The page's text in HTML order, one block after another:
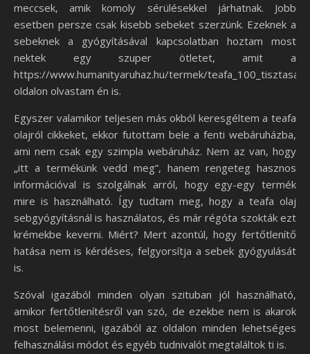
meccsek, amik komoly sérülésekkel járhatnak. Jobb
esetben persze csak kisebb sebeket szerzünk. Ezeknek a
sebeknek a gyógyításával kapcsolatban hoztam most
nektek egy szuper ötletet, amit a
https://www.humanityaruhaz.hu/termek/
oldalon olvastam én is.
Egyszer valamikor teljesen más okból keresgéltem a teafa
olajról cikkeket, ekkor futottam bele a fenti webáruházba,
ami nem csak egy szimpla webáruház. Nem az van, hogy
„itt a termékünk vedd meg”, hanem rengeteg hasznos
információval is szolgálnak arról, hogy egy-egy termék
mire is használható. Így tudtam meg, hogy a teafa olaj
sebgyógyításnál is használatos, és már régóta szokták ezt
krémekbe keverni. Miért? Mert azontúl, hogy fertőtlenítő
hatása nem is kérdéses, felgyorsítja a sebek gyógyulását
is.
Szóval igazából minden olyan szituban jól használható,
amikor fertőtlenítésről van szó, de ezekbe nem is akarok
most belemenni, igazából az oldalon minden lehetséges
felhasználási módot és egyéb tudnivalót megtaláltok ti is.